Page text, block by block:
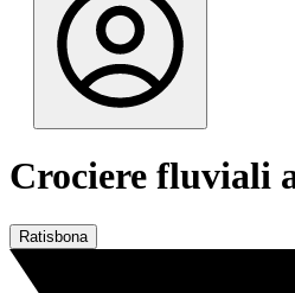
Crociere fluviali
Ratisbona